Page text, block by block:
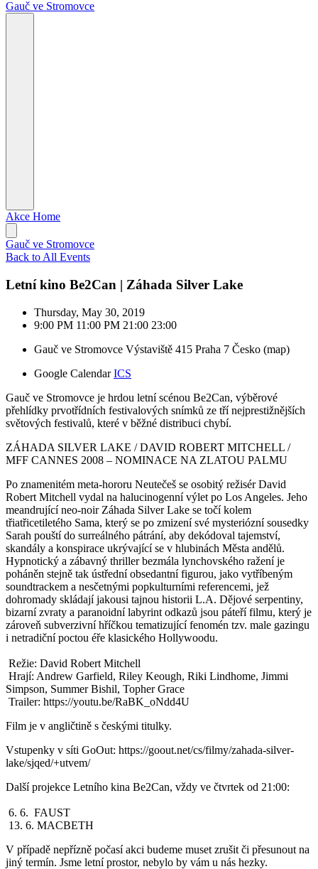
Gauč ve Stromovce
Akce Home
Gauč ve Stromovce
Back to All Events
Letní kino Be2Can | Záhada Silver Lake
Thursday, May 30, 2019
9:00 PM 11:00 PM 21:00 23:00
Gauč ve Stromovce Výstaviště 415 Praha 7 Česko (map)
Google CalendarICS
Gauč ve Stromovce je hrdou letní scénou Be2Can, výběrové
přehlídky prvotřídních festivalových snímků ze tří nejprestižnějších
světových festivalů, které v běžné distribuci chybí.
ZÁHADA SILVER LAKE / DAVID ROBERT MITCHELL /
MFF CANNES 2008 – NOMINACE NA ZLATOU PALMU
Po znamenitém meta-hororu Neutečeš se osobitý režisér David
Robert Mitchell vydal na halucinogenní výlet po Los Angeles. Jeho
meandrující neo-noir Záhada Silver Lake se točí kolem
třiatřicetiletého Sama, který se po zmizení své mysteriózní sousedky
Sarah pouští do surreálného pátrání, aby dekódoval tajemství,
skandály a konspirace ukrývající se v hlubinách Města andělů.
Hypnotický a zábavný thriller bezmála lynchovského ražení je
poháněn stejně tak ústřední obsedantní figurou, jako vytříbeným
soundtrackem a nesčetnými popkulturními referencemi, jež
dohromady skládají jakousi tajnou historii L.A. Dějové serpentiny,
bizarní zvraty a paranoidní labyrint odkazů jsou páteří filmu, který je
zároveň subverzivní hříčkou tematizující fenomén tzv. male gazingu
i netradiční poctou éře klasického Hollywoodu.
Režie: David Robert Mitchell
Simpson, Summer Bishil, Topher Grace
Trailer: https://youtu.be/RaBK_oNdd4U
Film je v angličtině s českými titulky.
Vstupenky v síti GoOut: https://goout.net/cs/filmy/zahada-silver-
lake/sjqed/+utvem/
Další projekce Letního kina Be2Can, vždy ve čtvrtek od 21:00:
6. 6.  FAUST
13. 6. MACBETH
V případě nepřízně počasí akci budeme muset zrušit či přesunout na
jiný termín. Jsme letní prostor, nebylo by vám u nás hezky.